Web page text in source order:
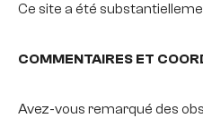
Ce site a été
COMMENTAIRES ET
Avez-vous remarqué des